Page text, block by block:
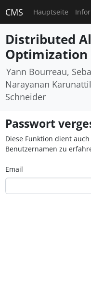
CMS Hauptseite
Distributed
Optimization
Yann Bourreau,
Narayanan
Schneider
Passwort
Diese Funktion dient
Benutzernamen zu
Email